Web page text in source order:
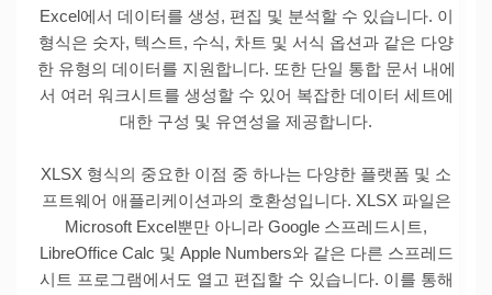
Excel에서 데이터를 생성, 편집 및 분석할 수 있습니다. 이
형식은 숫자, 텍스트, 수식, 차트 및 서식 옵션과 같은 다양
한 유형의 데이터를 지원합니다. 또한 단일 통합 문서 내에
서 여러 워크시트를 생성할 수 있어 복잡한 데이터 세트에
대한 구성 및 유연성을 제공합니다.
XLSX 형식의 중요한 이점 중 하나는 다양한 플랫폼 및 소
프트웨어 애플리케이션과의 호환성입니다. XLSX 파일은
Microsoft Excel뿐만 아니라 Google 스프레드시트,
LibreOffice Calc 및 Apple Numbers와 같은 다른 스프레드
시트 프로그램에서도 열고 편집할 수 있습니다. 이를 통해